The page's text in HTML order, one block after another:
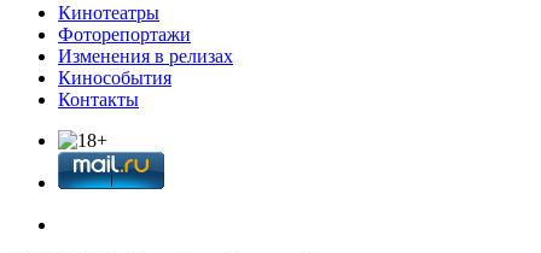
Кинотеатры
Фоторепортажи
Изменения в релизах
Кинособытия
Контакты